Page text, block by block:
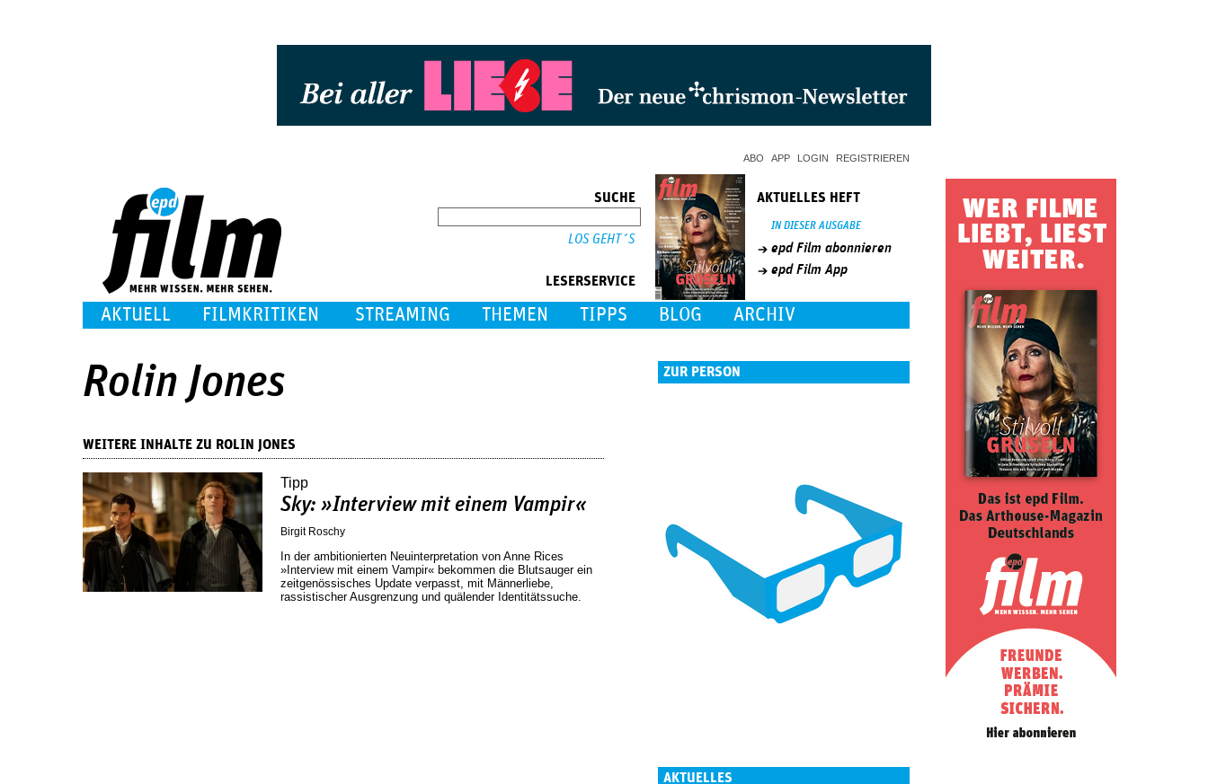
ABO APP LOGIN REGISTRIEREN
SUCHE
LESERSERVICE
AKTUELLES HEFT
IN DIESER AUSGABE
epd Film abonnieren
epd Film App
AKTUELL FILMKRITIKEN STREAMING THEMEN TIPPS BLOG ARCHIV
Rolin Jones
WEITERE INHALTE ZU ROLIN JONES
Tipp
Sky: »Interview mit einem Vampir«
Birgit Roschy
In der ambitionierten Neuinterpretation von Anne Rices
»Interview mit einem Vampir« bekommen die Blutsauger ein
zeitgenössisches Update verpasst, mit Männerliebe,
rassistischer Ausgrenzung und quälender Identitätssuche.
ZUR PERSON
AKTUELLES